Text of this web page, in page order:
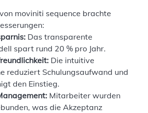
moviniti sequence brachte
Das transparente
spart rund 20 % pro Jahr.
Die intuitive
reduziert Schulungsaufwand und
den Einstieg.
Mitarbeiter wurden
was die Akzeptanz